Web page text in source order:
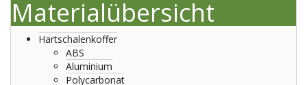
Materialübersicht
Hartschalenkoffer
ABS
Aluminium
Polycarbonat